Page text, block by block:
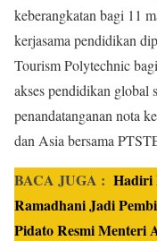
keberangkatan bagi 11
kerjasama pendidikan
Tourism Polytechnic
akses pendidikan global
penandatanganan nota
dan Asia bersama
BACA JUGA : Hadiri
Ramadhani Jadi
Pidato Resmi Menteri